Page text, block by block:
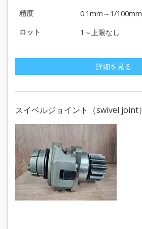
精度
0.1mm～1/100mm
ロット
1～上限なし
詳細を見る
スイベルジョイント（swivel joint）